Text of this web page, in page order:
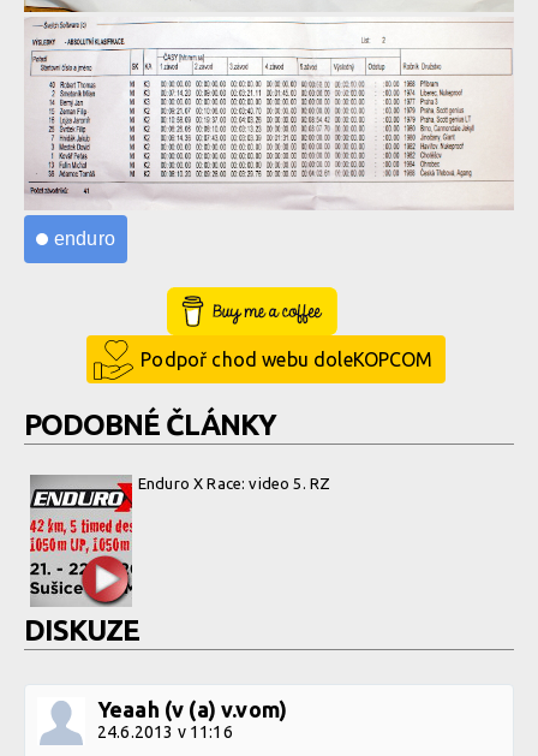
enduro
Buy Me a Coffee
Podpoř chod webu doleKOPCOM
PODOBNÉ ČLÁNKY
Enduro X Race: video 5. RZ
DISKUZE
Yeaah (v (a) v.vom)
24.6.2013 v 11:16